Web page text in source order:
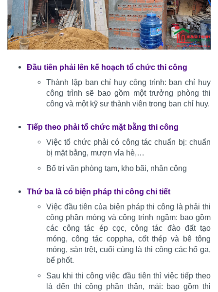
Đầu tiên phải lên kế hoạch tổ chức thi công
Thành lập ban chỉ huy công trình: ban chỉ huy
công trình sẽ bao gồm một trưởng phòng thi
công và một kỹ sư thành viên trong ban chỉ huy.
Tiếp theo phải tổ chức mặt bằng thi công
Việc tổ chức phải có công tác chuẩn bị: chuẩn
bị mặt bằng, mượn vỉa hè,…
Bố trí văn phòng tạm, kho bãi, nhân công
Thứ ba là có biện pháp thi công chi tiết
Việc đầu tiên của biện pháp thi công là phải thi
công phần móng và công trình ngầm: bao gồm
các công tác ép cọc, công tác đào đất tạo
móng, công tác coppha, cốt thép và bê tông
móng, sàn trệt, cuối cùng là thi công các hố ga,
bể phốt.
Sau khi thi công việc đầu tiên thì việc tiếp theo
là đến thi công phần thân, mái: bao gồm thi